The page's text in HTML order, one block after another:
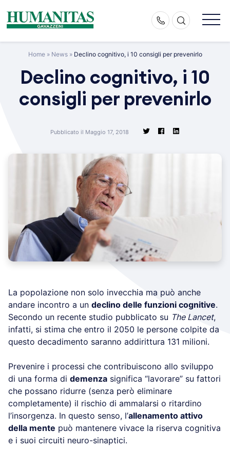
content
Home» News» Declino cognitivo, i 10 consigli per prevenirlo
Declino cognitivo, i 10
consigli per prevenirlo
Pubblicato il Maggio 17, 2018
La popolazione non solo invecchia ma può anche
andare incontro a un declino delle funzioni cognitive.
Secondo un recente studio pubblicato su The Lancet,
infatti, si stima che entro il 2050 le persone colpite da
questo decadimento saranno addirittura 131 milioni.
Prevenire i processi che contribuiscono allo sviluppo
di una forma di demenza significa “lavorare” su fattori
che possano ridurre (senza però eliminare
completamente) il rischio di ammalarsi o ritardino
l’insorgenza. In questo senso, l’allenamento attivo
della mente può mantenere vivace la riserva cognitiva
e i suoi circuiti neuro-sinaptici.